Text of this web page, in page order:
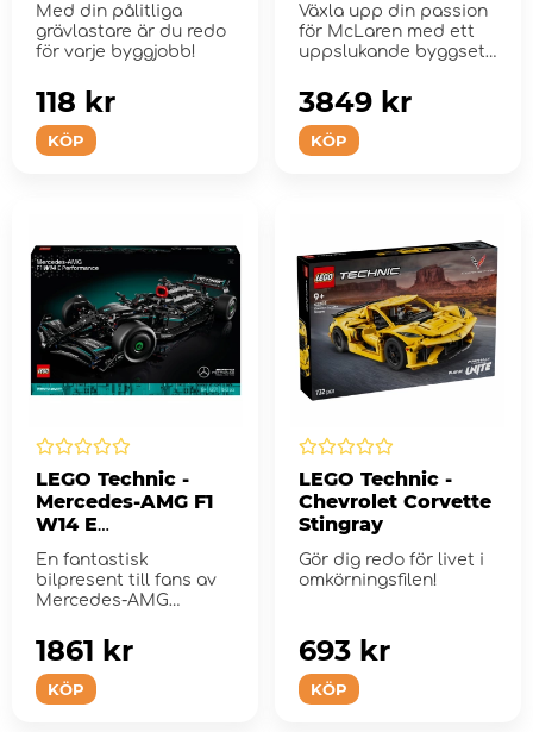
Med din pålitliga
grävlastare är du redo
för varje byggjobb!
KÖP
118 kr
Växla upp din passion
för McLaren med ett
uppslukande byggset
KÖP
3849 kr
LEGO Technic -
Mercedes-AMG F1
W14 E
Performance
En fantastisk
bilpresent till fans av
Mercedes-AMG
KÖP
1861 kr
LEGO Technic -
Chevrolet Corvette
Stingray
Gör dig redo för livet i
omkörningsfilen!
KÖP
693 kr